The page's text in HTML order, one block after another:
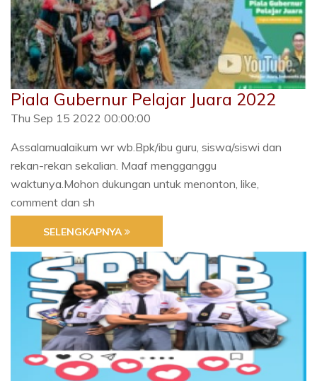
Piala Gubernur Pelajar Juara 2022
Thu Sep 15 2022 00:00:00
Assalamualaikum wr wb.Bpk/ibu guru, siswa/siswi dan
rekan-rekan sekalian. Maaf mengganggu
waktunya.Mohon dukungan untuk menonton, like,
comment dan sh
SELENGKAPNYA